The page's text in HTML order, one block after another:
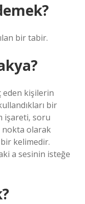
bir tabir.
eden kişilerin
bir
işareti, soru
nokta olarak
kelimedir.
a sesinin isteğe